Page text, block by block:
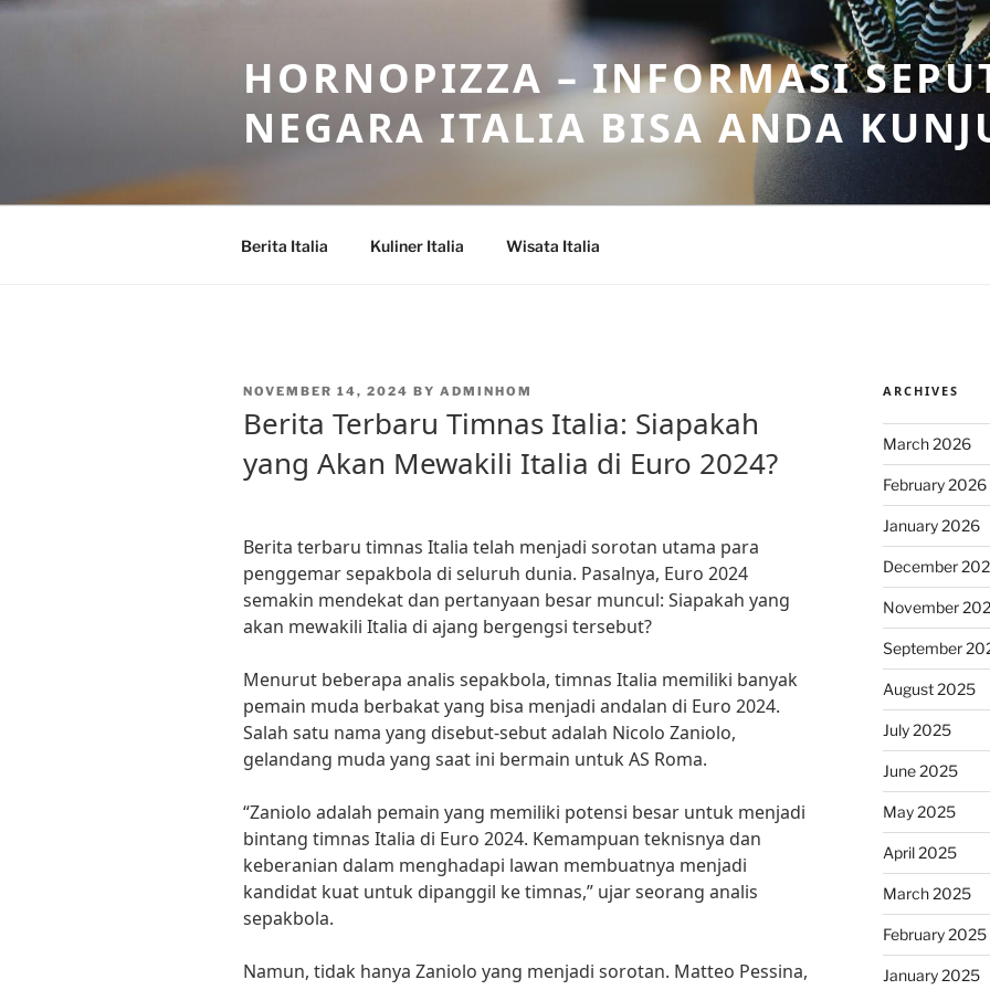
Skip
HORNOPIZZA – INFORMASI
NEGARA ITALIA BISA ANDA
Berita Italia Kuliner Italia Wisata Italia
POSTED
NOVEMBER 14, 2024 BY ADMINHOM
Berita Terbaru Timnas Italia: Siapakah
yang Akan Mewakili Italia di Euro 2024?
Berita terbaru timnas Italia telah menjadi sorotan utama para
penggemar sepakbola di seluruh dunia. Pasalnya, Euro 2024
semakin mendekat dan pertanyaan besar muncul: Siapakah yang
akan mewakili Italia di ajang bergengsi tersebut?
Menurut beberapa analis sepakbola, timnas Italia memiliki banyak
pemain muda berbakat yang bisa menjadi andalan di Euro 2024.
Salah satu nama yang disebut-sebut adalah Nicolo Zaniolo,
gelandang muda yang saat ini bermain untuk AS Roma.
“Zaniolo adalah pemain yang memiliki potensi besar untuk menjadi
bintang timnas Italia di Euro 2024. Kemampuan teknisnya dan
keberanian dalam menghadapi lawan membuatnya menjadi
kandidat kuat untuk dipanggil ke timnas,” ujar seorang analis
sepakbola.
Namun, tidak hanya Zaniolo yang menjadi sorotan. Matteo Pessina,
ARCHIVES
March 2026
February 2026
January 2026
December
November
September
August 2025
July 2025
June 2025
May 2025
April 2025
March 2025
February 2025
January 2025